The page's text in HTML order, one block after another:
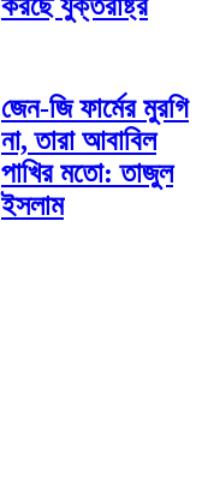
করছে যুক্তরাষ্ট্র
জেন-জি ফার্মের মুরগি
না, তারা আবাবিল
পাখির মতো: তাজুল
ইসলাম